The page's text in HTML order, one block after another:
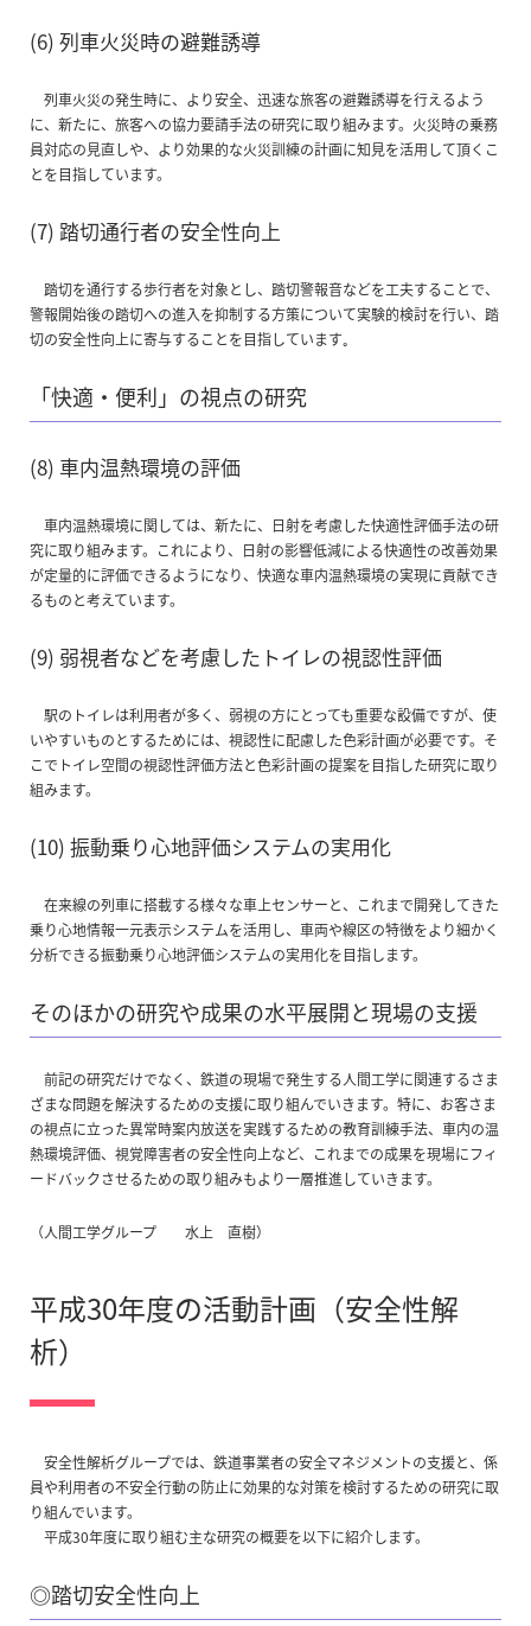
(6) 列車火災時の避難誘導
列車火災の発生時に、より安全、迅速な旅客の避難誘導を行えるよう
に、新たに、旅客への協力要請手法の研究に取り組みます。火災時の乗務
員対応の見直しや、より効果的な火災訓練の計画に知見を活用して頂くこ
とを目指しています。
(7) 踏切通行者の安全性向上
踏切を通行する歩行者を対象とし、踏切警報音などを工夫することで、
警報開始後の踏切への進入を抑制する方策について実験的検討を行い、踏
切の安全性向上に寄与することを目指しています｡
「快適・便利」の視点の研究
(8) 車内温熱環境の評価
車内温熱環境に関しては、新たに、日射を考慮した快適性評価手法の研
究に取り組みます。これにより、日射の影響低減による快適性の改善効果
が定量的に評価できるようになり、快適な車内温熱環境の実現に貢献でき
るものと考えています。
(9) 弱視者などを考慮したトイレの視認性評価
駅のトイレは利用者が多く、弱視の方にとっても重要な設備ですが、使
いやすいものとするためには、視認性に配慮した色彩計画が必要です。そ
こでトイレ空間の視認性評価方法と色彩計画の提案を目指した研究に取り
組みます。
(10) 振動乗り心地評価システムの実用化
在来線の列車に搭載する様々な車上センサーと、これまで開発してきた
乗り心地情報一元表示システムを活用し、車両や線区の特徴をより細かく
分析できる振動乗り心地評価システムの実用化を目指します。
そのほかの研究や成果の水平展開と現場の支援
前記の研究だけでなく、鉄道の現場で発生する人間工学に関連するさま
ざまな問題を解決するための支援に取り組んでいきます。特に、お客さま
の視点に立った異常時案内放送を実践するための教育訓練手法、車内の温
熱環境評価、視覚障害者の安全性向上など、これまでの成果を現場にフィ
ードバックさせるための取り組みもより一層推進していきます。
（人間工学グループ 水上 直樹）
平成30年度の活動計画（安全性解
析）
安全性解析グループでは、鉄道事業者の安全マネジメントの支援と、係
員や利用者の不安全行動の防止に効果的な対策を検討するための研究に取
り組んでいます。
平成30年度に取り組む主な研究の概要を以下に紹介します。
◎踏切安全性向上